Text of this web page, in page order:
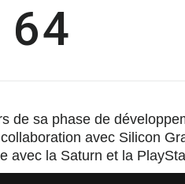
64
de sa phase de
avec Silicon
avec la Saturn et la